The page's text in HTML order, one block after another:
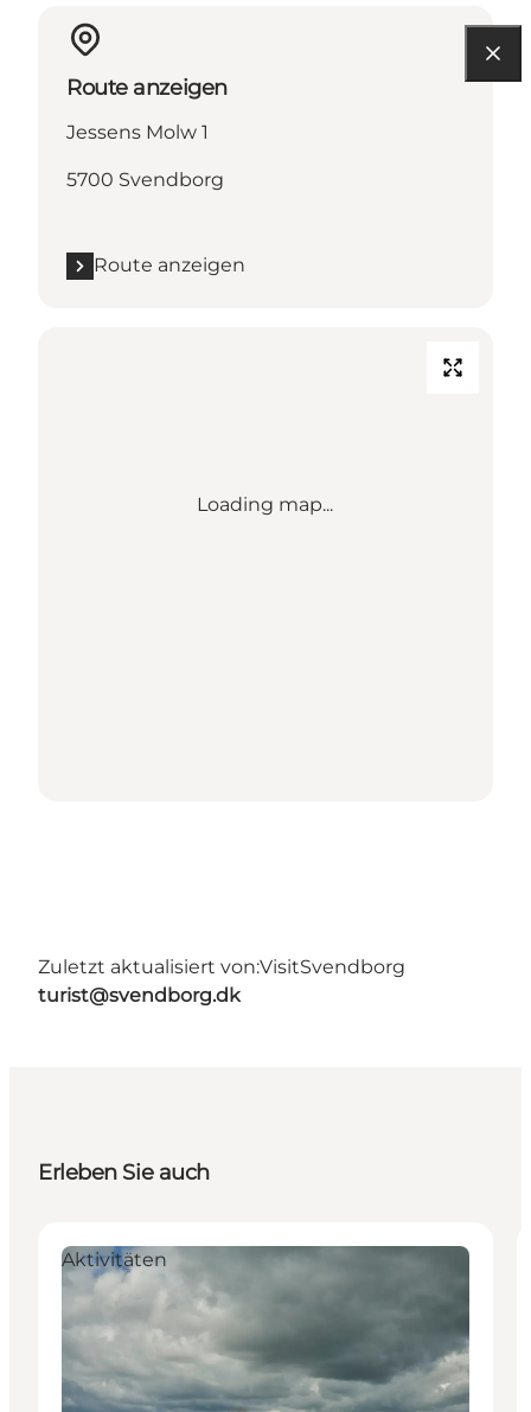
Route anzeigen
Jessens Molw 1
5700 Svendborg
Route anzeigen
Loading map...
Zuletzt aktualisiert von:VisitSvendborg
turist@svendborg.dk
Erleben Sie auch
Aktivitäten